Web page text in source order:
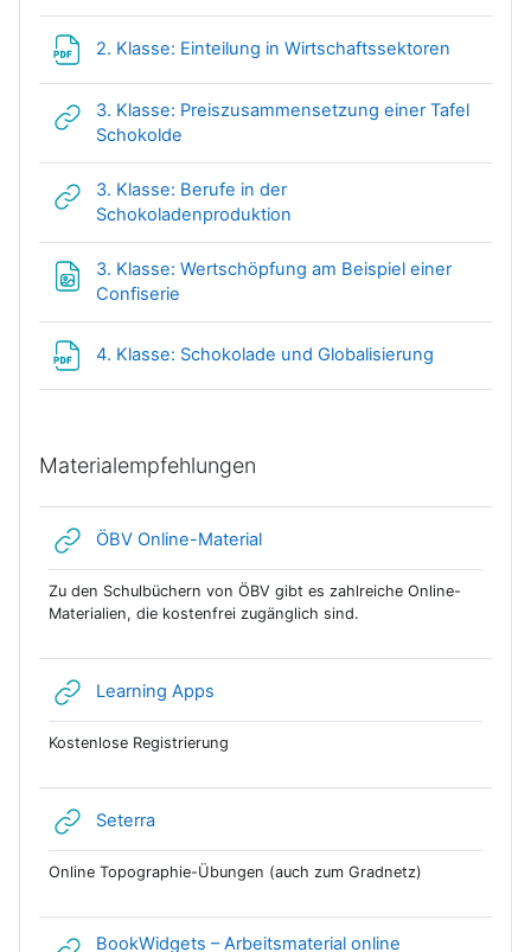
2. Klasse: Einteilung in Wirtschaftssektoren
3. Klasse: Preiszusammensetzung einer Tafel
Schokolde
3. Klasse: Berufe in der
Schokoladenproduktion
3. Klasse: Wertschöpfung am Beispiel einer
Confiserie
4. Klasse: Schokolade und Globalisierung
Materialempfehlungen
ÖBV Online-MaterialLink/URL
Zu den Schulbüchern von ÖBV gibt es zahlreiche Online-
Materialien, die kostenfrei zugänglich sind.
Learning Apps
Kostenlose Registrierung
SeterraLink/URL
Online Topographie-Übungen (auch zum Gradnetz)
BookWidgets – Arbeitsmaterial online